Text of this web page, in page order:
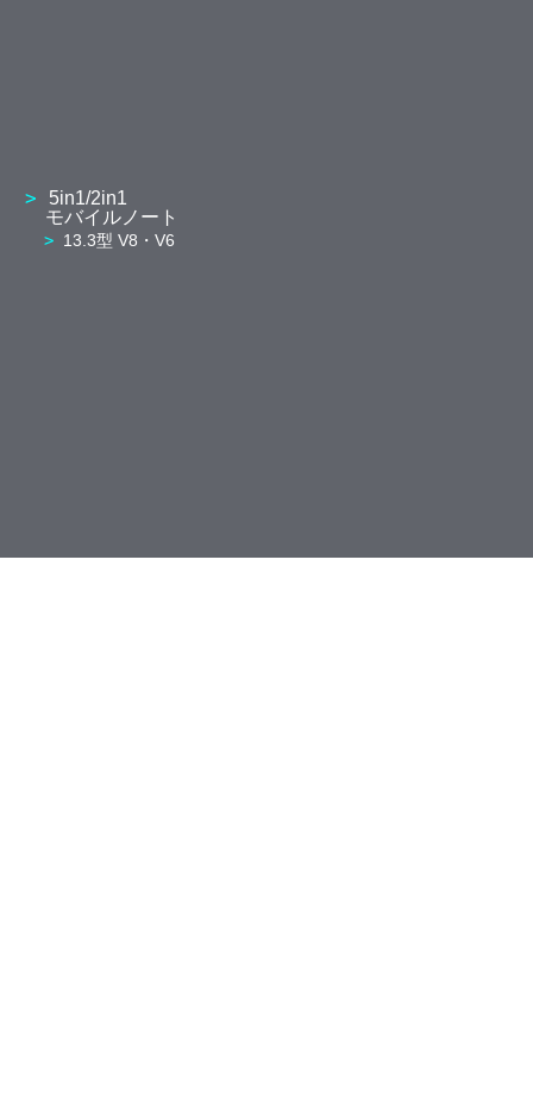
5in1/2in1
モバイルノート
13.3型 V8・V6